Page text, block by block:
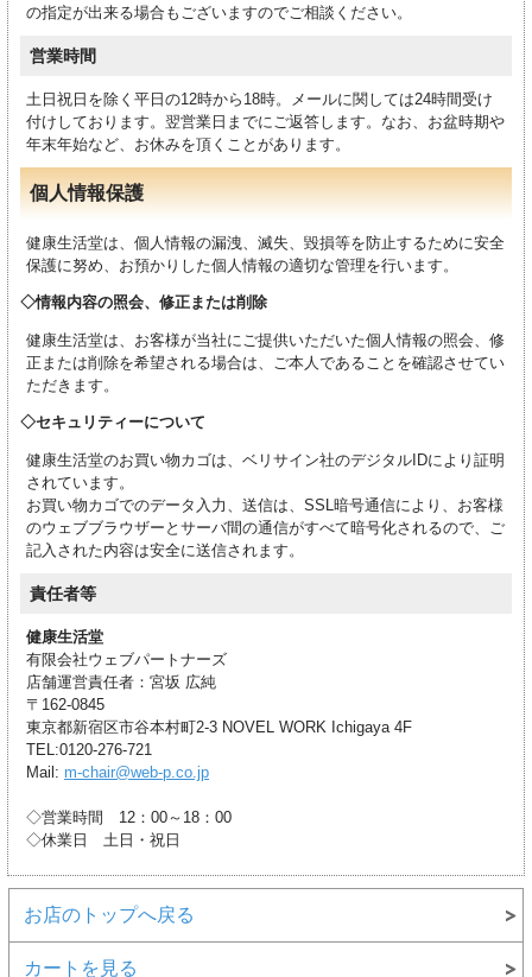
の指定が出来る場合もございますのでご相談ください。
営業時間
土日祝日を除く平日の12時から18時。メールに関しては24時間受け
付けしております。翌営業日までにご返答します。なお、お盆時期や
年末年始など、お休みを頂くことがあります。
個人情報保護
健康生活堂は、個人情報の漏洩、滅失、毀損等を防止するために安全
保護に努め、お預かりした個人情報の適切な管理を行います。
情報内容の照会、修正または削除
健康生活堂は、お客様が当社にご提供いただいた個人情報の照会、修
正または削除を希望される場合は、ご本人であることを確認させてい
ただきます。
セキュリティーについて
健康生活堂のお買い物カゴは、ベリサイン社のデジタルIDにより証明
されています。
お買い物カゴでのデータ入力、送信は、SSL暗号通信により、お客様
のウェブブラウザーとサーバ間の通信がすべて暗号化されるので、ご
記入された内容は安全に送信されます。
責任者等
健康生活堂
有限会社ウェブパートナーズ
店舗運営責任者：宮坂 広純
〒162-0845
東京都新宿区市谷本村町2-3 NOVEL WORK Ichigaya 4F
TEL:0120-276-721
Mail: m-chair@web-p.co.jp
◇営業時間 12：00～18：00
◇休業日 土日・祝日
お店のトップへ戻る
カートを見る